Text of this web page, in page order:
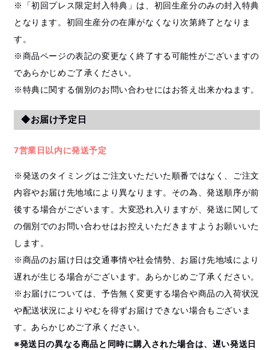
※「初回プレス限定封入特典」は、初回生産分のみの封入特典
となります。初回生産分の在庫がなくなり次第終了となりま
す。
※商品ページの表記の変更なく終了する可能性がございますの
であらかじめご了承ください。
※特典に関する個別のお問い合わせにはお答え出来かねます。
◆お届け予定日
7営業日以内に発送予定
※発送のタイミングはご注文いただいた順番ではなく、ご注文
内容やお届け先地域により異なります。その為、発送順序が前
後する場合がございます。大変恐れ入りますが、発送に関して
の個別でのお問い合わせはお控えいただきますようお願いいた
します。
※商品のお届け日は交通事情や社会情勢、お届け先地域により
遅れが生じる場合がございます。あらかじめご了承ください。
※お届けについては、予告無く変更する場合や商品の入荷状況
や配送状況によりやむを得ずお届けできない場合もございま
す。あらかじめご了承ください。
※発送日の異なる商品と同時に購入された場合は、遅い発送日